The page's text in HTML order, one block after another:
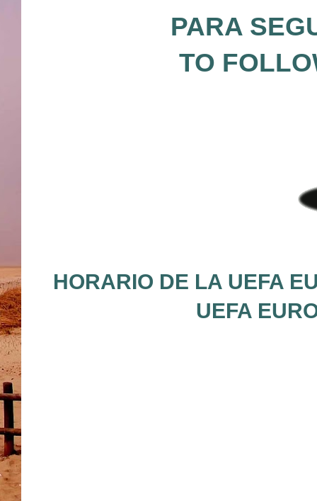
PARA
TO
HORARIO DE LA UEFA
UEFA